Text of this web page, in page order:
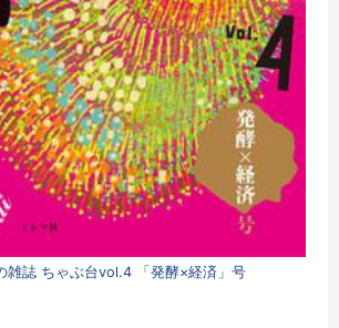
雑誌 ちゃぶ台vol.4 「発酵×経済」号